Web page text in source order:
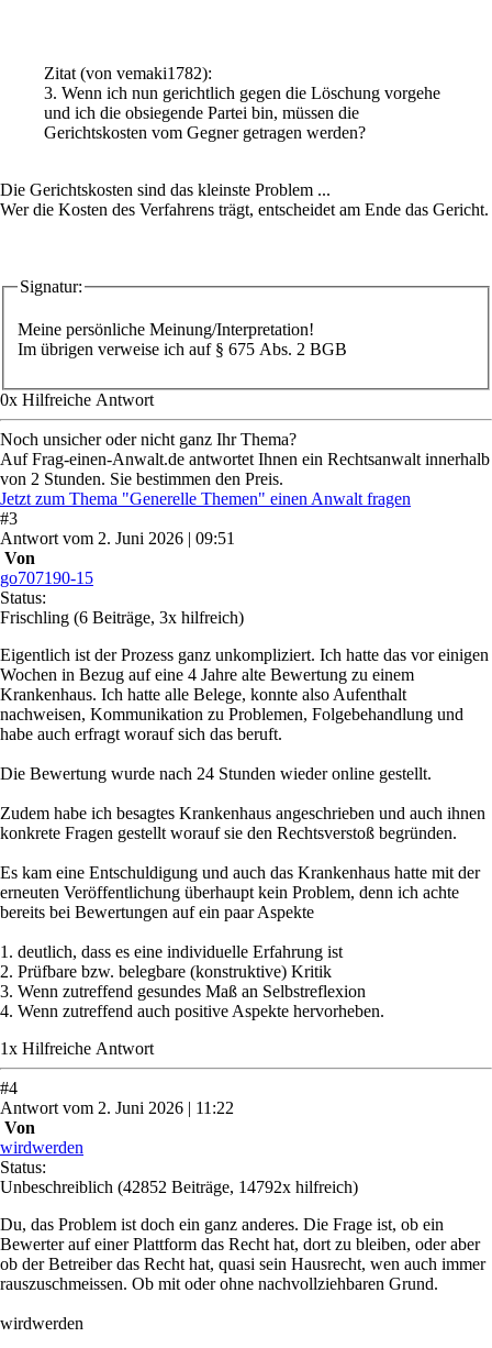
Zitat (von vemaki1782):
3. Wenn ich nun gerichtlich gegen die Löschung vorgehe
und ich die obsiegende Partei bin, müssen die
Gerichtskosten vom Gegner getragen werden?
Die Gerichtskosten sind das kleinste Problem ...
Wer die Kosten des Verfahrens trägt, entscheidet am Ende das Gericht.
Signatur:
Meine persönliche Meinung/Interpretation!
Im übrigen verweise ich auf § 675 Abs. 2 BGB
0x Hilfreiche Antwort
Noch unsicher oder nicht ganz Ihr Thema?
Auf Frag-einen-Anwalt.de antwortet Ihnen ein Rechtsanwalt innerhalb
von 2 Stunden. Sie bestimmen den Preis.
Jetzt zum Thema "Generelle Themen" einen Anwalt fragen
#3
Antwortvom 2. Juni 2026 | 09:51
Von
go707190-15
Status:
Frischling (6 Beiträge, 3x hilfreich)
Eigentlich ist der Prozess ganz unkompliziert. Ich hatte das vor einigen
Wochen in Bezug auf eine 4 Jahre alte Bewertung zu einem
Krankenhaus. Ich hatte alle Belege, konnte also Aufenthalt
nachweisen, Kommunikation zu Problemen, Folgebehandlung und
habe auch erfragt worauf sich das beruft.
Die Bewertung wurde nach 24 Stunden wieder online gestellt.
Zudem habe ich besagtes Krankenhaus angeschrieben und auch ihnen
konkrete Fragen gestellt worauf sie den Rechtsverstoß begründen.
Es kam eine Entschuldigung und auch das Krankenhaus hatte mit der
erneuten Veröffentlichung überhaupt kein Problem, denn ich achte
bereits bei Bewertungen auf ein paar Aspekte
1. deutlich, dass es eine individuelle Erfahrung ist
2. Prüfbare bzw. belegbare (konstruktive) Kritik
3. Wenn zutreffend gesundes Maß an Selbstreflexion
4. Wenn zutreffend auch positive Aspekte hervorheben.
1x Hilfreiche Antwort
#4
Antwortvom 2. Juni 2026 | 11:22
Von
wirdwerden
Status:
Unbeschreiblich (42852 Beiträge, 14792x hilfreich)
Du, das Problem ist doch ein ganz anderes. Die Frage ist, ob ein
Bewerter auf einer Plattform das Recht hat, dort zu bleiben, oder aber
ob der Betreiber das Recht hat, quasi sein Hausrecht, wen auch immer
rauszuschmeissen. Ob mit oder ohne nachvollziehbaren Grund.
wirdwerden